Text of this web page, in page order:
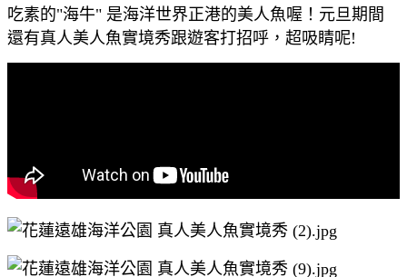
吃素的"海牛" 是海洋世界正港的美人魚喔！元旦期間
還有真人美人魚實境秀跟遊客打招呼，超吸睛呢!